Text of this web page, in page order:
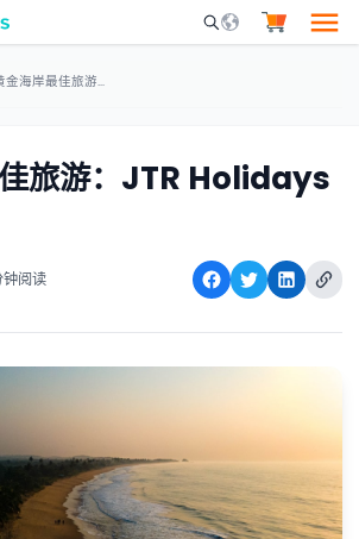
Mobile Search
黄金海岸最佳旅游：JTR Holidays评论
旅游：JTR Holidays
钟阅读